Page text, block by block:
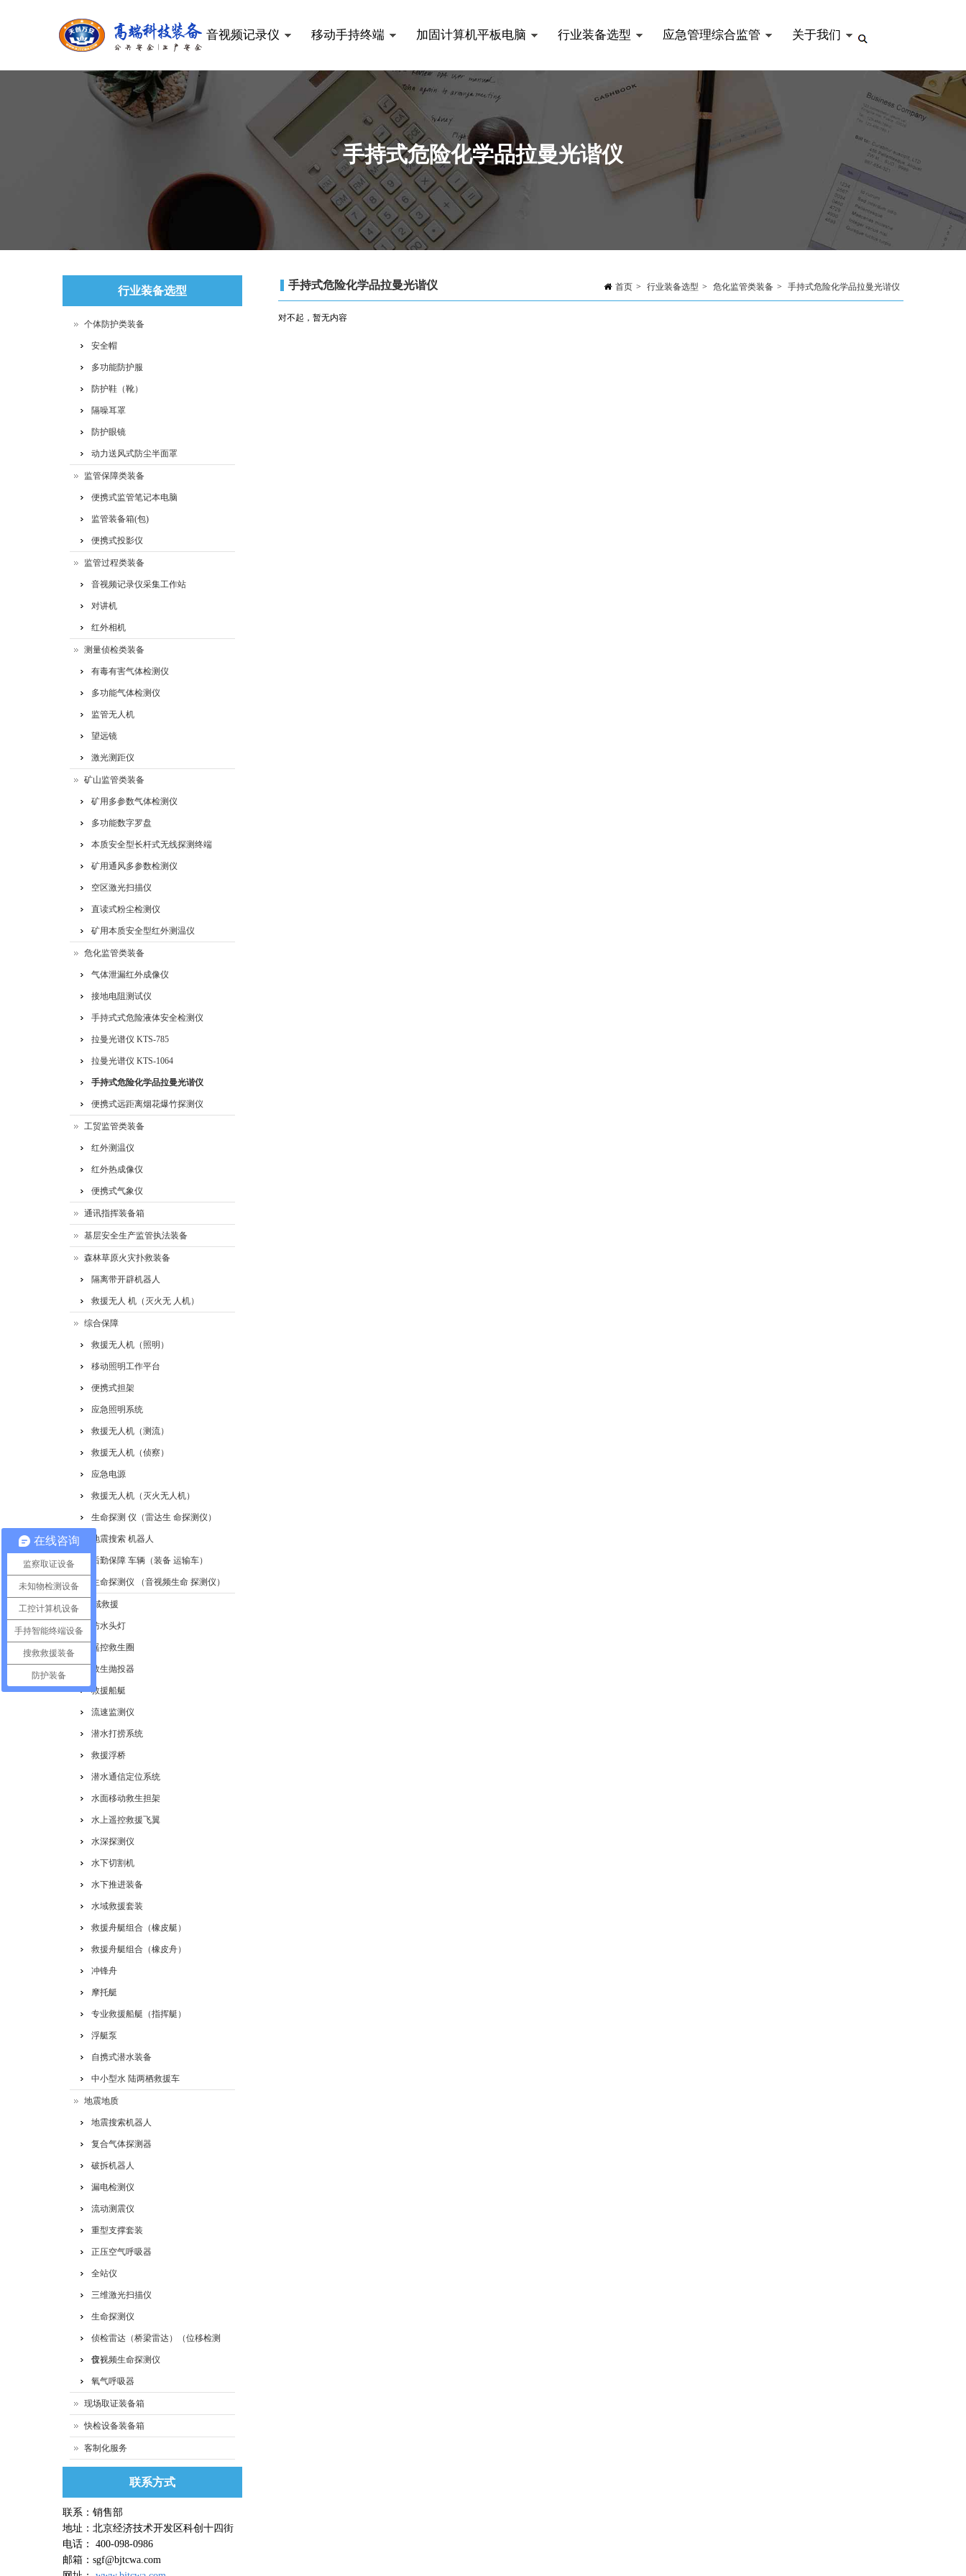
音视频记录仪 移动手持终端 加固计算机平板电脑 行业装备选型 应急管理综合监管 关于我们
手持式危险化学品拉曼光谐仪
首页 > 行业装备选型 > 危化监管类装备 > 手持式危险化学品拉曼光谐仪
手持式危险化学品拉曼光谐仪
对不起，暂无内容
行业装备选型
个体防护类装备
安全帽
多功能防护服
防护鞋（靴）
隔噪耳罩
防护眼镜
动力送风式防尘半面罩
监管保障类装备
便携式监管笔记本电脑
监管装备箱(包)
便携式投影仪
监管过程类装备
音视频记录仪采集工作站
对讲机
红外相机
测量侦检类装备
有毒有害气体检测仪
多功能气体检测仪
监管无人机
望远镜
激光测距仪
矿山监管类装备
矿用多参数气体检测仪
多功能数字罗盘
本质安全型长杆式无线探测终端
矿用通风多参数检测仪
空区激光扫描仪
直读式粉尘检测仪
矿用本质安全型红外测温仪
危化监管类装备
气体泄漏红外成像仪
接地电阻测试仪
手持式式危险液体安全检测仪
拉曼光谱仪 KTS-785
拉曼光谱仪 KTS-1064
手持式危险化学品拉曼光谐仪
便携式远距离烟花爆竹探测仪
工贸监管类装备
红外测温仪
红外热成像仪
便携式气象仪
通讯指挥装备箱
基层安全生产监管执法装备
森林草原火灾扑救装备
隔离带开辟机器人
救援无人 机（灭火无 人机）
综合保障
救援无人机（照明）
移动照明工作平台
便携式担架
应急照明系统
救援无人机（测流）
救援无人机（侦察）
应急电源
救援无人机（灭火无人机）
生命探测 仪（雷达生 命探测仪）
地震搜索 机器人
后勤保障 车辆（装备 运输车）
生命探测仪 （音视频生命 探测仪）
水域救援
防水头灯
遥控救生圈
救生抛投器
救援船艇
流速监测仪
潜水打捞系统
救援浮桥
潜水通信定位系统
水面移动救生担架
水上遥控救援飞翼
水深探测仪
水下切割机
水下推进装备
水域救援套装
救援舟艇组合（橡皮艇）
救援舟艇组合（橡皮舟）
冲锋舟
摩托艇
专业救援船艇（指挥艇）
浮艇泵
自携式潜水装备
中小型水 陆两栖救援车
地震地质
地震搜索机器人
复合气体探测器
破拆机器人
漏电检测仪
流动测震仪
重型支撑套装
正压空气呼吸器
全站仪
三维激光扫描仪
生命探测仪
侦检雷达（桥梁雷达）（位移检测
仪）
音视频生命探测仪
氧气呼吸器
现场取证装备箱
快检设备装备箱
客制化服务
联系方式
联系：销售部
地址：北京经济技术开发区科创十四街
电话： 400-098-0986
邮箱：sgf@bjtcwa.com
在线咨询
监察取证设备
未知物检测设备
工控计算机设备
手持智能终端设备
搜救救援装备
防护装备